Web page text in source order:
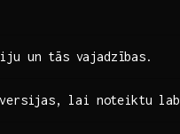
un tās vajadzības.
versijas,⁣ lai‌ noteiktu